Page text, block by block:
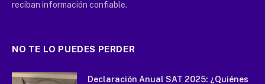
reciban información confiable.
NO TE LO PUEDES PERDER
Declaración Anual SAT 2025: ¿Quiénes